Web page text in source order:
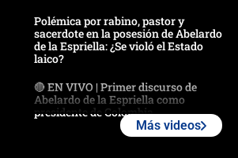
Polémica por rabino, pastor y
sacerdote en la posesión de Abelardo
de la Espriella: ¿Se violó el Estado
laico?
🔴 EN VIVO | Primer discurso de
Abelardo de la Espriella como
presidente de Colombia
Más videos